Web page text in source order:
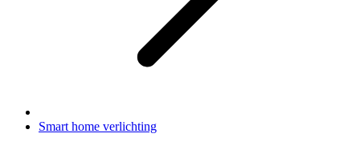
Smart home verlichting